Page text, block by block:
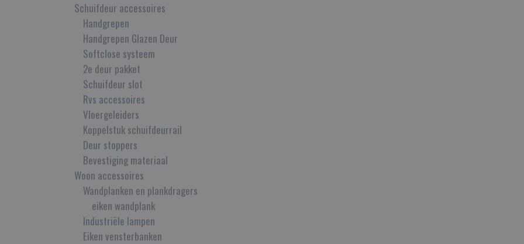
Schuifdeur accessoires
Handgrepen
Handgrepen Glazen Deur
Softclose systeem
2e deur pakket
Schuifdeur slot
Rvs accessoires
Vloergeleiders
Koppelstuk schuifdeurrail
Deur stoppers
Bevestiging materiaal
Woon accessoires
Wandplanken en plankdragers
eiken wandplank
Industriële lampen
Eiken vensterbanken